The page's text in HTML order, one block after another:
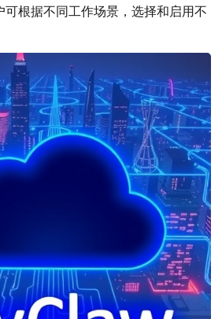
可根据不同工作场景，选择和启用不